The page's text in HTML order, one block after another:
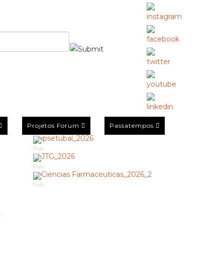
Projetos Forum Passatempos
Pub
Pub
Pub